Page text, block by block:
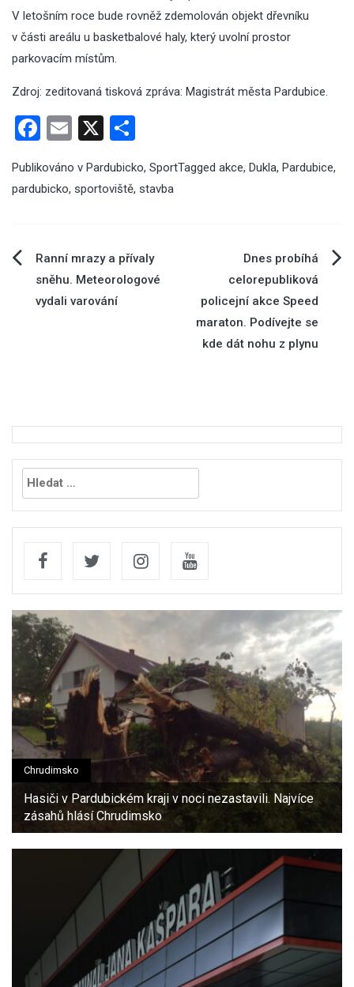
V letošním roce bude rovněž zdemolován objekt dřevníku
v části areálu u basketbalové haly, který uvolní prostor
parkovacím místům.
Zdroj: zeditovaná tisková zpráva: Magistrát města Pardubice
Facebook
Email
X
Publikováno v Pardubicko, SportTagged akce, Dukla, Pardubice,
pardubicko, sportoviště, stavba
Navigace
pro
Ranní mrazy a přívaly
sněhu. Meteorologové
vydali varování
Dnes probíhá
celorepubliková
policejní akce Speed
maraton. Podívejte se
kde dát nohu z plynu
Vyhledávání
Chrudimsko
Hasiči v Pardubickém kraji v noci nezastavili. Najvíce
zásahů hlásí Chrudimsko